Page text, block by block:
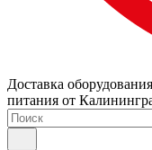
Доставка
питания от